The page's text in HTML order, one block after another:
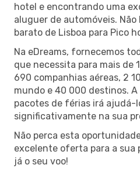
hotel e encontrando uma
aluguer de automóveis.
barato de Lisboa para Pico
Na eDreams, fornecemos
que necessita para mais de
690 companhias aéreas, 2
mundo e 40 000 destinos.
pacotes de férias irá ajudá-
significativamente na sua
Não perca esta
excelente oferta para a sua
já o seu voo!